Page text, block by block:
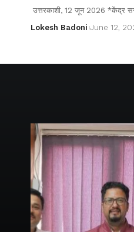
उत्तरकाशी, 12 जून 2026 *केंद्र
Lokesh Badoni June 12,